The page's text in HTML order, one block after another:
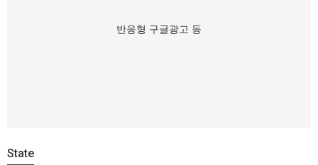
반응형 구글광고 등
State